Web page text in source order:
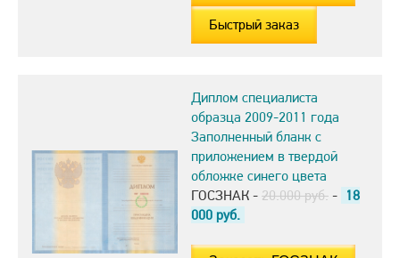
Быстрый заказ
Диплом специалиста
образца 2009-2011 года
Заполненный бланк с
приложением в твердой
обложке синего цвета
ГОСЗНАК - 20.000 руб. - 18
000 руб.